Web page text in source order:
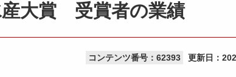
産大賞 受賞者の業績
コンテンツ番号：62393 更新日：